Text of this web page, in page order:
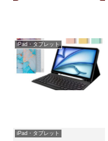
iPad・タブレット
iPad・タブレット